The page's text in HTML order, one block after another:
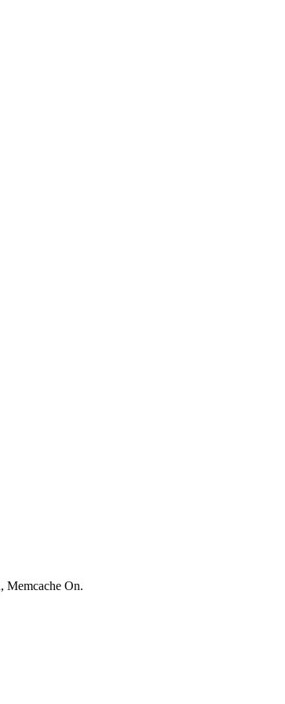
Memcache On.